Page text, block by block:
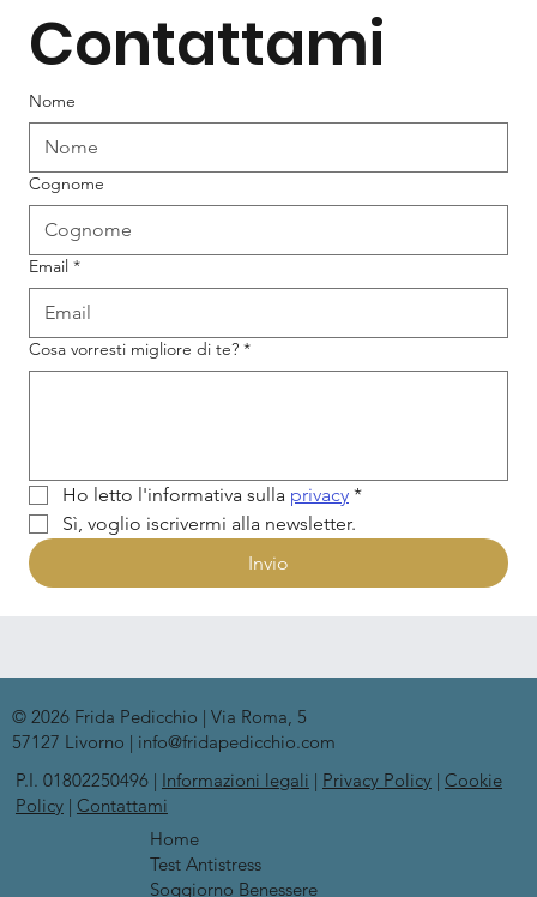
Cervello e Longevità
Contattami
Nome
Cognome
Email *
Cosa vorresti migliore di te? *
Ho letto l'informativa sulla privacy *
Sì, voglio iscrivermi alla newsletter.
Invio
© 2026 Frida Pedicchio | Via Roma, 5
57127 Livorno | info@fridapedicchio.com
Home
Test Antistress
Soggiorno Benessere
P.I. 01802250496 | Informazioni legali | Privacy Policy| Cookie
Policy| Contattami